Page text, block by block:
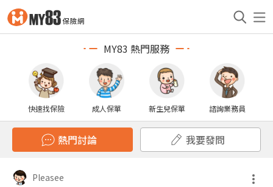
MY83 熱門服務
快速找保險 成人保單 新生兒保單 諮詢業務員
熱門討論 我要發問
Pleasee